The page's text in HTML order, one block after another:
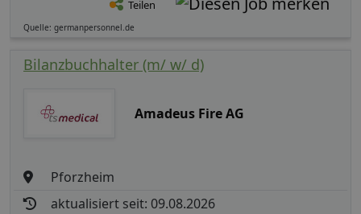
Teilen
Quelle: germanpersonnel.de
Bilanzbuchhalter (m/ w/ d)
Amadeus Fire AG
Pforzheim
aktualisiert seit: 09.08.2026